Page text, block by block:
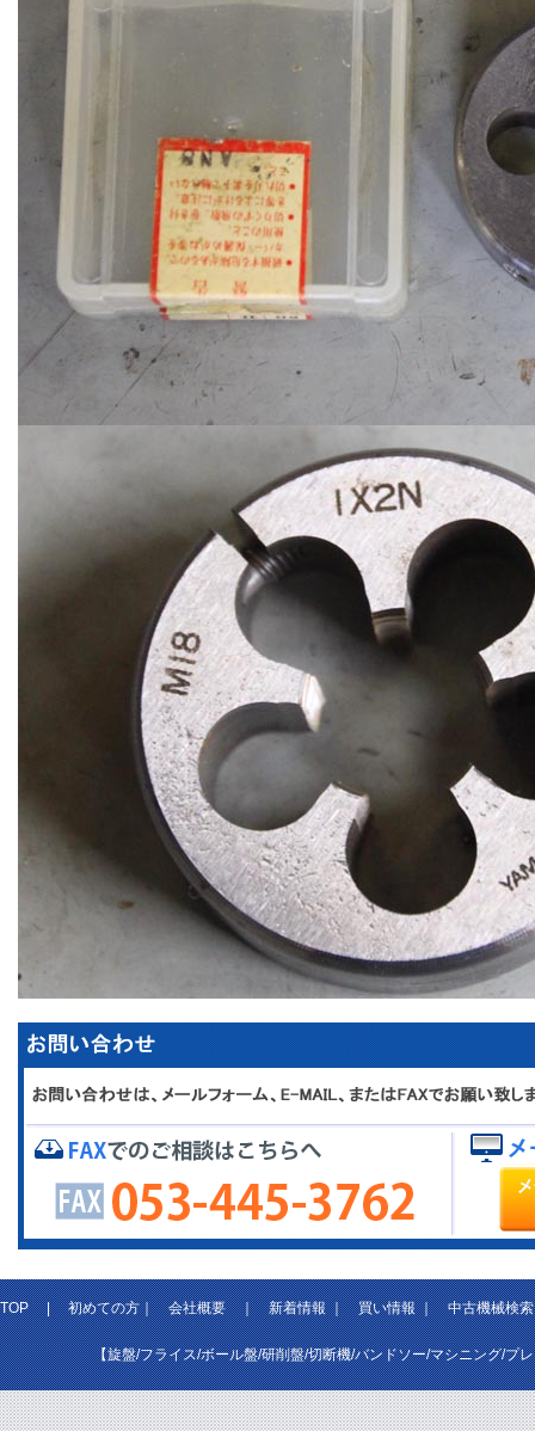
TOP|初めての方｜会社概要｜新着情報｜買い情報｜中古機械検索
【旋盤/フライス/ボール盤/研削盤/切断機/バンドソー/マシニング/プ